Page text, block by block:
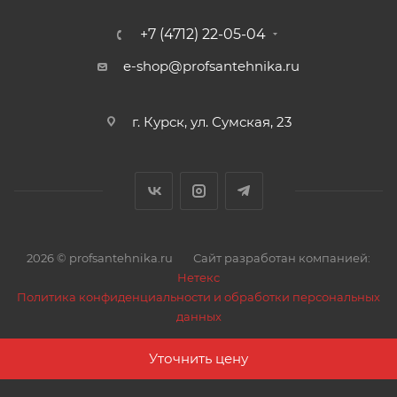
Уточнить цену
+7 (4712) 22-05-04
e-shop@profsantehnika.ru
г. Курск, ул. Сумская, 23
2026 © profsantehnika.ru
Сайт разработан компанией:
Нетекс
Политика конфиденциальности и обработки персональных
данных